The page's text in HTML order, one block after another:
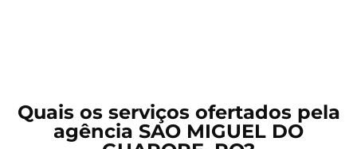
Quais os serviços ofertados pela
agência SAO MIGUEL DO